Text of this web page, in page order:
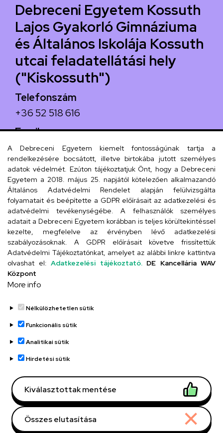
Debreceni Egyetem Kossuth
Lajos Gyakorló Gimnáziuma
és Általános Iskolája Kossuth
utcai feladatellátási hely
("Kiskossuth")
Telefonszám
+36 52 518 616
Email
iskola@kossuth-alt.unideb.hu
Cím
4024 Debrecen, Kossuth utca 33.
Szervezeti telefonkönyv
UD telefonkönyv
Adatvédelem
Adatvédelem
Régi oldal
Technikai információk
Copyright © 2026 Unideb
A Debreceni Egyetem kiemelt fontosságúnak tartja a
rendelkezésére bocsátott, illetve birtokába jutott személyes
adatok védelmét. Ezúton tájékoztatjuk Önt, hogy a Debreceni
Egyetem a 2018. május 25. napjától kötelezően alkalmazandó
Általános Adatvédelmi Rendelet alapján felülvizsgálta
folyamatait és beépítette a GDPR előírásait az adatkezelési és
adatvédelmi tevékenységébe. A felhasználók személyes
adatait a Debreceni Egyetem korábban is teljes körültekintéssel
kezelte, megfelelve az érvényben lévő adatkezelési
szabályozásoknak. A GDPR előírásait követve frissítettük
Adatvédelmi Tájékoztatónkat, amelyet az alábbi linkre kattintva
olvashat el: Adatkezelési tájékoztató. DE Kancellária WAV
Központ
More info
Nélkülözhetetlen sütik
Funkcionális sütik
Analitikai sütik
Hirdetési sütik
Kiválasztottak mentése
Összes elutasítása